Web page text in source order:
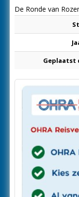
De Ronde van
Geplaatst